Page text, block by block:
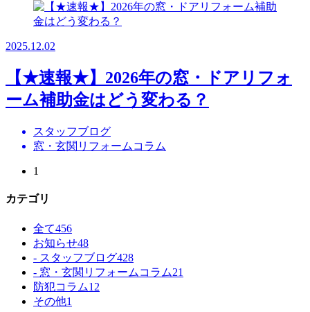
2025.12.02
【★速報★】2026年の窓・ドアリフォ
ーム補助金はどう変わる？
スタッフブログ
窓・玄関リフォームコラム
1
カテゴリ
全て456
お知らせ48
- スタッフブログ428
- 窓・玄関リフォームコラム21
防犯コラム12
その他1